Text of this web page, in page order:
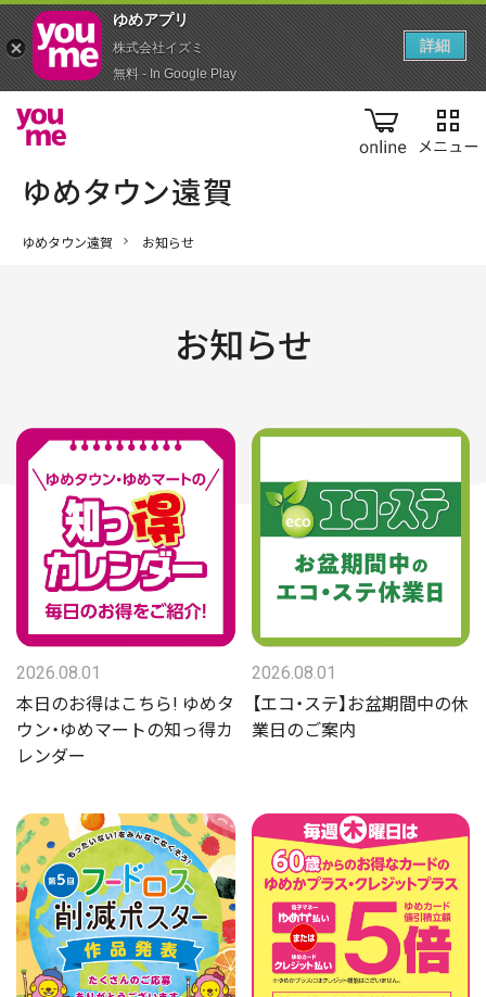
online
ゆめタウン遠賀 お知らせ
お知らせ
2026.08.01
本日のお得はこちら! ゆめタ
ウン・ゆめマートの知っ得カ
レンダー
2026.08.01
【エコ・ステ】お盆期間中の休
業日のご案内
ゆめアプ‪リ‬
株式会社イズミ
無料 - In Google Play
詳細